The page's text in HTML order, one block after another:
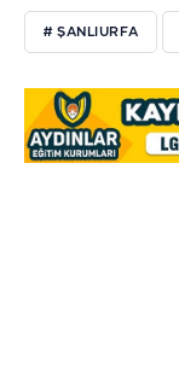
# ŞANLIURFA